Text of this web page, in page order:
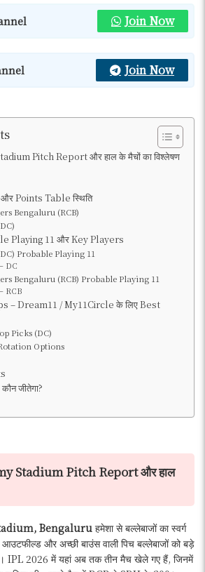
Join Now
Join Now
Pitch Report और हाल के मैचों का विश्लेषण
और Points Table स्थिति
Bengaluru (RCB)
Playing 11 और Key Players
Probable Playing 11
DC
Bengaluru (RCB) Probable Playing 11
RCB
– Dream11 / My11Circle के लिए Best
Picks (DC)
Options
जीतेगा?
Stadium Pitch Report और हाल
Bengaluru हमेशा से बल्लेबाजों का स्वर्ग
और अच्छी बाउंस वाली पिच बल्लेबाजों को बड़े
IPL 2026 में यहां अब तक तीन मैच खेले गए हैं, जिनमें